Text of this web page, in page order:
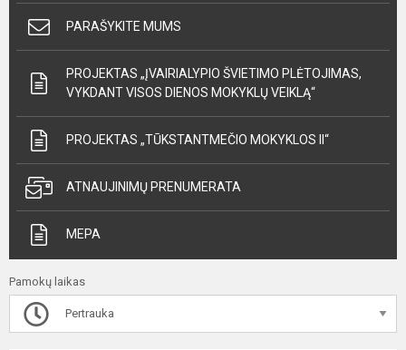
PARAŠYKITE MUMS
PROJEKTAS „ĮVAIRIALYPIO ŠVIETIMO PLĖTOJIMAS,
VYKDANT VISOS DIENOS MOKYKLŲ VEIKLĄ“
PROJEKTAS „TŪKSTANTMEČIO MOKYKLOS II“
ATNAUJINIMŲ PRENUMERATA
MEPA
Pamokų laikas
Pertrauka